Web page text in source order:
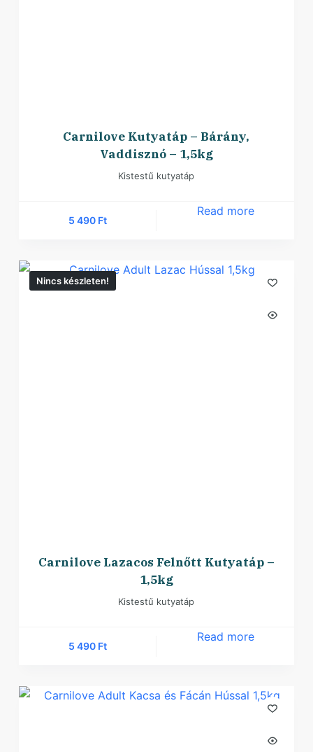
Carnilove Kutyatáp – Bárány,
Vaddisznó – 1,5kg
Kistestű kutyatáp
5 490 Ft
Read more
Nincs készleten!
Carnilove Lazacos Felnőtt Kutyatáp –
1,5kg
Kistestű kutyatáp
5 490 Ft
Read more